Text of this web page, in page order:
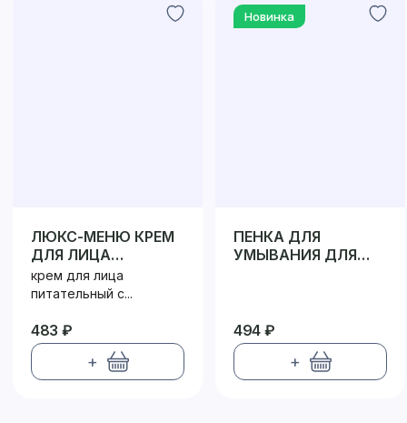
ЛЮКС-МЕНЮ КРЕМ
ДЛЯ ЛИЦА
ПИТАНИЕ И
СВЕЖЕСТЬ
крем для лица
питательный с...
483 ₽
+
Новинка
ПЕНКА ДЛЯ
УМЫВАНИЯ ДЛЯ
494 ₽
+